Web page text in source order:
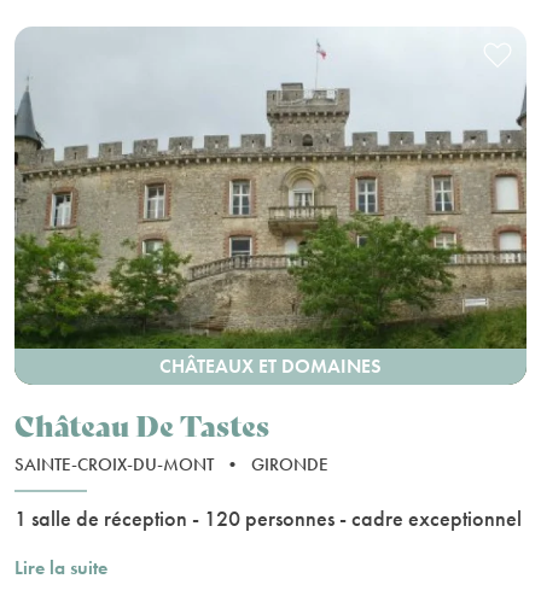
CHÂTEAUX ET DOMAINES
Château De Tastes
SAINTE-CROIX-DU-MONT • GIRONDE
1 salle de réception - 120 personnes - cadre exceptionnel
Lire la suite